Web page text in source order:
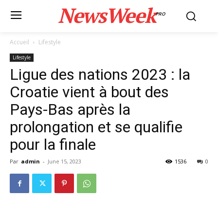
NewsWeekPRO
Accueil Lifestyle
Lifestyle
Ligue des nations 2023 : la
Croatie vient à bout des
Pays-Bas après la
prolongation et se qualifie
pour la finale
Par admin - June 15, 2023 0
1536